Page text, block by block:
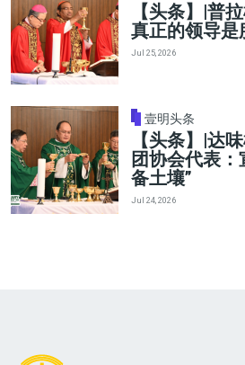
【头条】|普
真正的领导是
Jul 25, 2026
壹明头条
【头条】|达
团协会代表
备土壤”
Jul 24, 2026